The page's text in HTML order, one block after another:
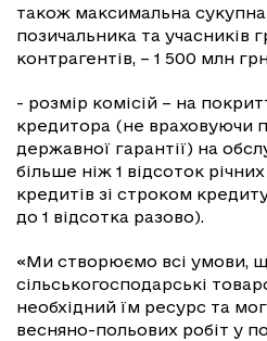
також максимальна сукупна
позичальника та учасників
контрагентів, – 1 500 млн
- розмір комісій – на
кредитора (не враховуючи
державної гарантії) на
більше ніж 1 відсоток
кредитів зі строком
до 1 відсотка разово).
«Ми створюємо всі умови,
сільськогосподарські
необхідний їм ресурс та
весняно-польових робіт у